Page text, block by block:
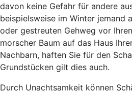
davon keine Gefahr für andere
beispielsweise im Winter jemand
oder gestreuten Gehweg vor
morscher Baum auf das Haus
Nachbarn, haften Sie für den
Grundstücken gilt dies auch.
Durch Unachtsamkeit können